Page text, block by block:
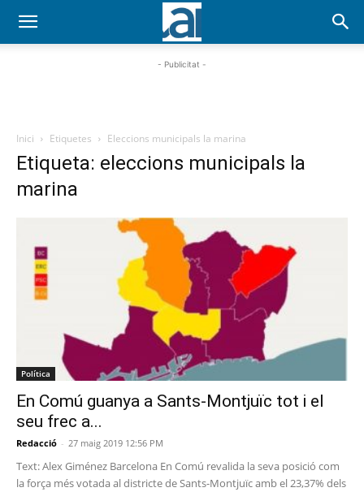
- Publicitat -
Inici Etiquetes Eleccions municipals la marina
Etiqueta: eleccions municipals la
marina
Política
En Comú guanya a Sants-Montjuïc tot i el
seu frec a...
Redacció - 27 maig 2019 12:56 PM
Text: Alex Giménez Barcelona En Comú revalida la seva posició com
la força més votada al districte de Sants-Montjuïc amb el 23,37% dels